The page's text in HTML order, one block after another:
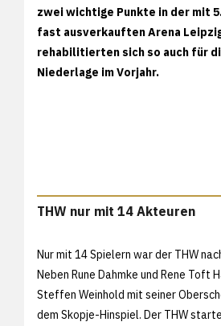
zwei wichtige Punkte in der mit
fast ausverkauften Arena
rehabilitierten sich so auch für
Niederlage im Vorjahr.
THW nur mit 14 Akteuren
Nur mit 14 Spielern war der THW
Neben Rune Dahmke und Rene Toft
Steffen Weinhold mit seiner
dem Skopje-Hinspiel. Der THW